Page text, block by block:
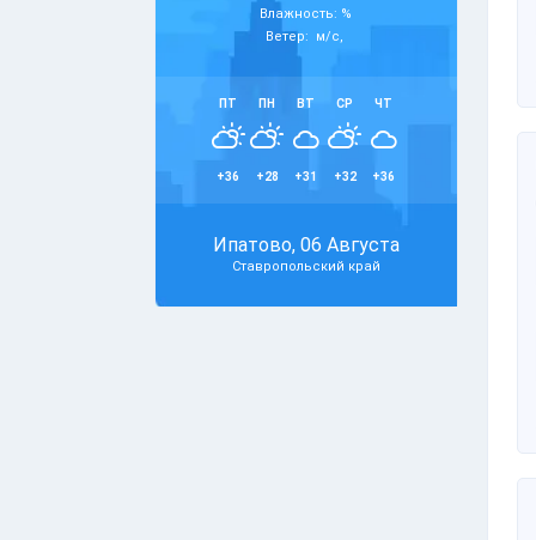
Влажность: %
Ветер: м/с,
ПТ
+36
ПН
+28
ВТ
+31
СР
+32
ЧТ
+36
Ипатово, 06 Августа
Ставропольский край